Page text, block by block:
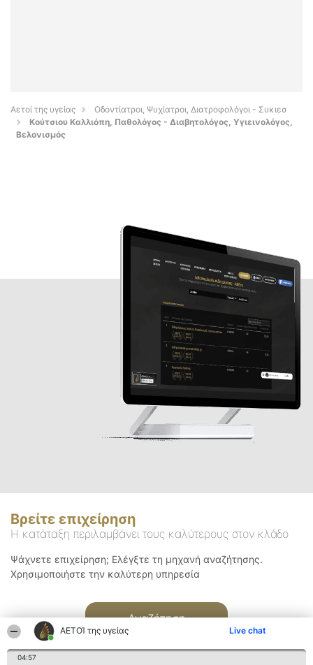
ΑΕΤΟΊ της υγείας Live chat
04:57
Αετοί της υγείας
Οδοντίατροι, Ψυχίατροι, Διατροφολόγοι - Συκιεσ
Κούτσιου Καλλιόπη, Παθολόγος - Διαβητολόγος, Υγιεινολόγος,
Βελονισμός
Βρείτε επιχείρηση
Η κατάταξη περιλαμβάνει τους καλύτερους στον κλάδο
Ψάχνετε επιχείρηση; Ελέγξτε τη μηχανή αναζήτησης.
Χρησιμοποιήστε την καλύτερη υπηρεσία
Αναζήτηση